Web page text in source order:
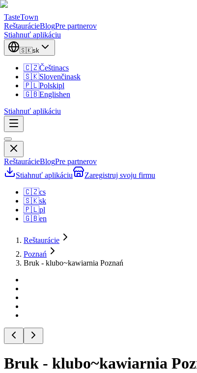
TasteTown
ReštaurácieBlogPre partnerov
Stiahnuť aplikáciu
🇸🇰sk
🇨🇿Češtinacs
🇸🇰Slovenčinask
🇵🇱Polskipl
🇬🇧Englishen
Stiahnuť aplikáciu
ReštaurácieBlogPre partnerov
Stiahnuť aplikáciu
Zaregistruj svoju firmu
🇨🇿cs
🇸🇰sk
🇵🇱pl
🇬🇧en
Reštaurácie
Poznań
Bruk - klubo~kawiarnia Poznań
Bruk - klubo~kawiarnia